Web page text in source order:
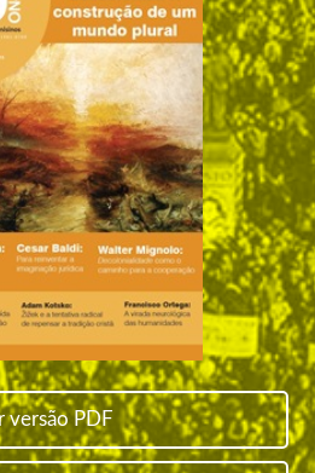
versão PDF